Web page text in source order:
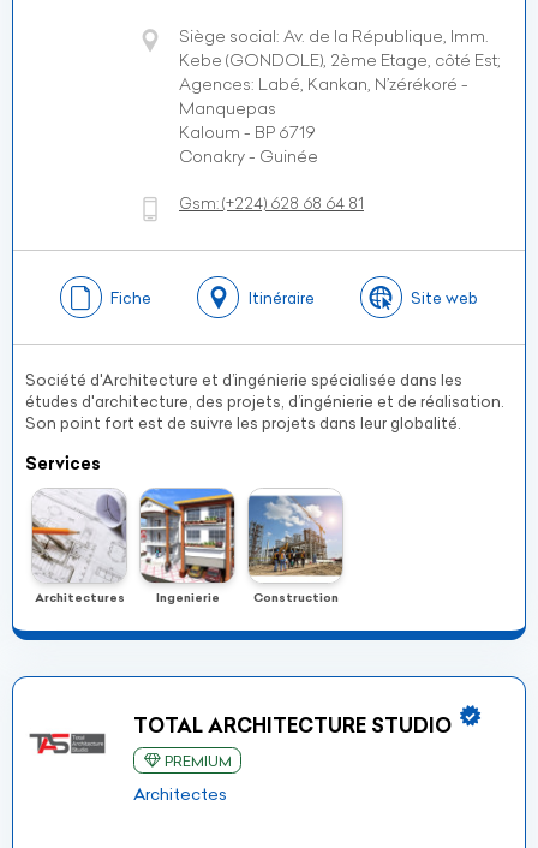
Siège social: Av. de la République, Imm.
Kebe (GONDOLE), 2ème Etage, côté Est;
Agences: Labé, Kankan, N’zérékoré -
Manquepas
Kaloum - BP 6719
Conakry - Guinée
Gsm:(+224) 628 68 64 81
Fiche Itinéraire Site web
Société d'Architecture et d’ingénierie spécialisée dans les
études d'architecture, des projets, d’ingénierie et de réalisation.
Son point fort est de suivre les projets dans leur globalité.
Services
Architectures Ingenierie Construction
TOTAL ARCHITECTURE STUDIO
PREMIUM
Architectes